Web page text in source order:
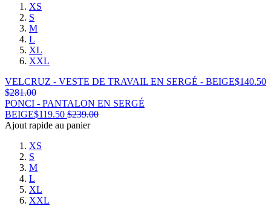
XS
S
M
L
XL
XXL
VELCRUZ - VESTE DE TRAVAIL EN SERGÉ - BEIGE$140.50
$281.00
PONCI - PANTALON EN SERGÉ
BEIGE$119.50 $239.00
Ajout rapide au panier
XS
S
M
L
XL
XXL